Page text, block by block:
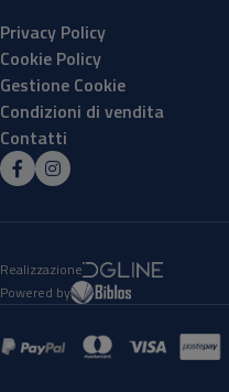
Privacy Policy
Cookie Policy
Gestione Cookie
Condizioni di vendita
Contatti
Realizzazione
Powered by